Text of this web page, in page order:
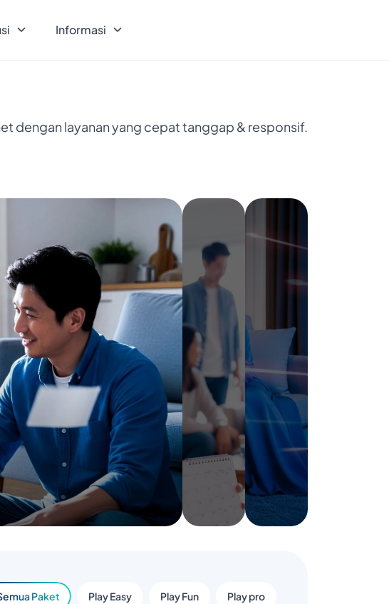
Informasi
dengan layanan yang cepat tanggap & responsif.
Paket Play Easy Play Fun Play pro